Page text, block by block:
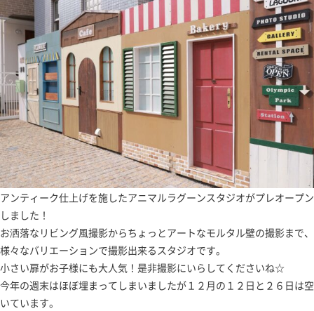
アンティーク仕上げを施したアニマルラグーンスタジオがプレオープン
しました！
お洒落なリビング風撮影からちょっとアートなモルタル壁の撮影まで、
様々なバリエーションで撮影出来るスタジオです。
小さい扉がお子様にも大人気！是非撮影にいらしてくださいね☆
今年の週末はほぼ埋まってしまいましたが１２月の１２日と２６日は空
いています。